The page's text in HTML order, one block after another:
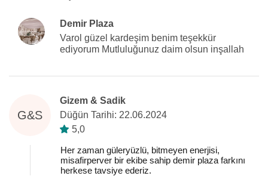
Demir Plaza
Varol güzel kardeşim benim teşekkür
ediyorum Mutluluğunuz daim olsun inşallah
G&S
Gizem & Sadik
Düğün Tarihi: 22.06.2024
5,0
Her zaman güleryüzlü, bitmeyen enerjisi,
misafirperver bir ekibe sahip demir plaza farkını
herkese tavsiye ederiz.